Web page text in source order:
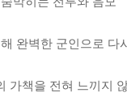
를 떠올리니 암담
완벽한 군인으로 다
가책을 전혀 느끼지